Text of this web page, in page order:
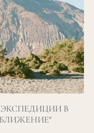
В